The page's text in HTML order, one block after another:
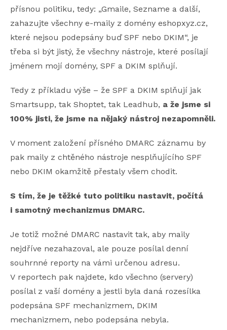
přísnou politiku, tedy: „Gmaile, Sezname a další,
zahazujte všechny e-maily z domény eshopxyz.cz,
které nejsou podepsány buď SPF nebo DKIM“, je
třeba si být jistý, že všechny nástroje, které posílají
jménem mojí domény, SPF a DKIM splňují.
Tedy z příkladu výše – že SPF a DKIM splňují jak
Smartsupp, tak Shoptet, tak Leadhub, a že jsme si
100% jisti, že jsme na nějaký nástroj nezapomněli.
V moment založení přísného DMARC záznamu by
pak maily z chtěného nástroje nesplňujícího SPF
nebo DKIM okamžitě přestaly všem chodit.
S tím, že je těžké tuto politiku nastavit, počítá
i samotný mechanizmus DMARC.
Je totiž možné DMARC nastavit tak, aby maily
nejdříve nezahazoval, ale pouze posílal denní
souhrnné reporty na vámi určenou adresu.
V reportech pak najdete, kdo všechno (servery)
posílal z vaší domény a jestli byla daná rozesílka
podepsána SPF mechanizmem, DKIM
mechanizmem, nebo podepsána nebyla.